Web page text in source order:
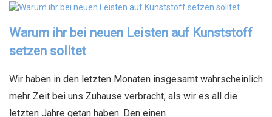
Warum ihr bei neuen Leisten auf Kunststoff
setzen solltet
Wir haben in den letzten Monaten insgesamt wahrscheinlich
mehr Zeit bei uns Zuhause verbracht, als wir es all die
letzten Jahre getan haben. Den einen